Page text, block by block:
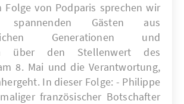
Folge von Podparis sprechen wir
Gästen aus
Generationen und
über den Stellenwert des
8. Mai und die Verantwortung,
In dieser Folge: - Philippe
französischer Botschafter